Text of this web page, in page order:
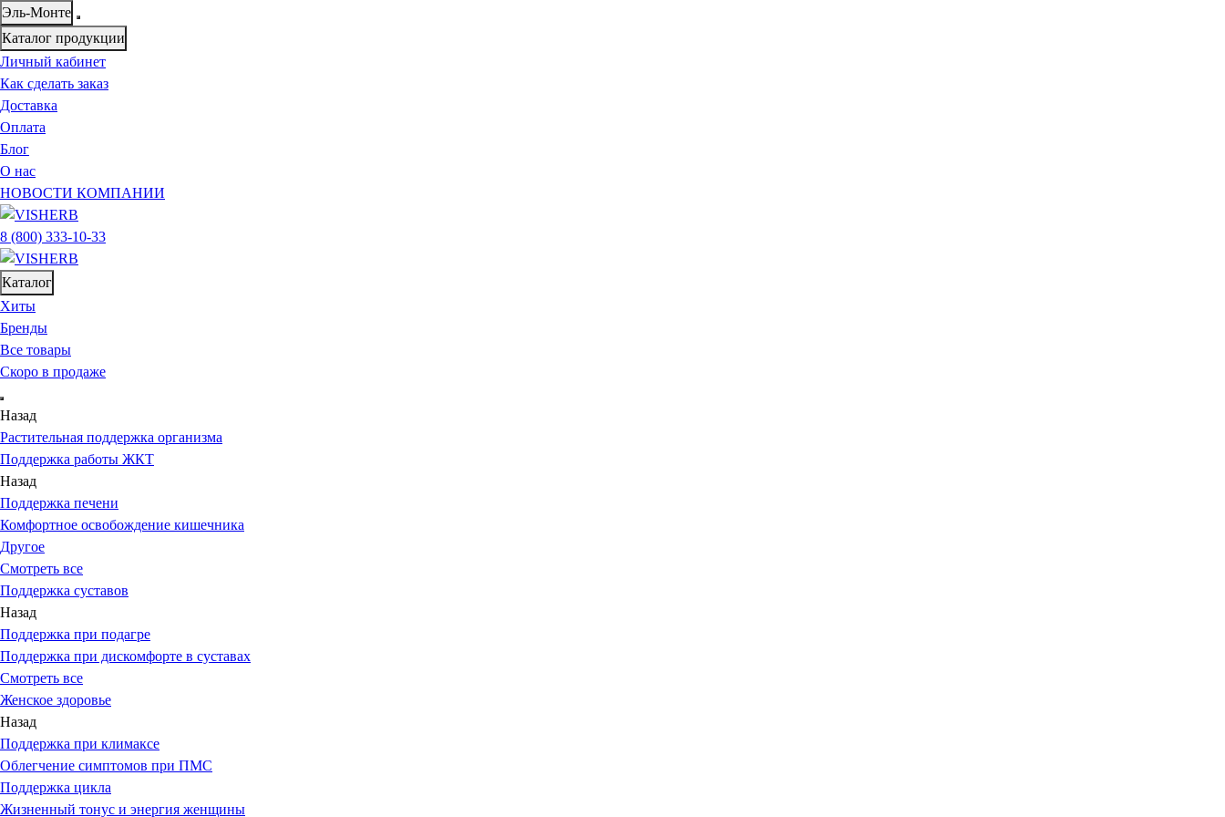
Эль-Монте
Каталог продукции
Личный кабинет
Как сделать заказ
Доставка
Оплата
Блог
О нас
НОВОСТИ КОМПАНИИ
8 (800) 333-10-33
Каталог
Хиты
Бренды
Все товары
Скоро в продаже
Назад
Растительная поддержка организма
Поддержка работы ЖКТ
Назад
Поддержка печени
Комфортное освобождение кишечника
Другое
Смотреть все
Поддержка суставов
Назад
Поддержка при подагре
Поддержка при дискомфорте в суставах
Смотреть все
Женское здоровье
Назад
Поддержка при климаксе
Облегчение симптомов при ПМС
Поддержка цикла
Жизненный тонус и энергия женщины